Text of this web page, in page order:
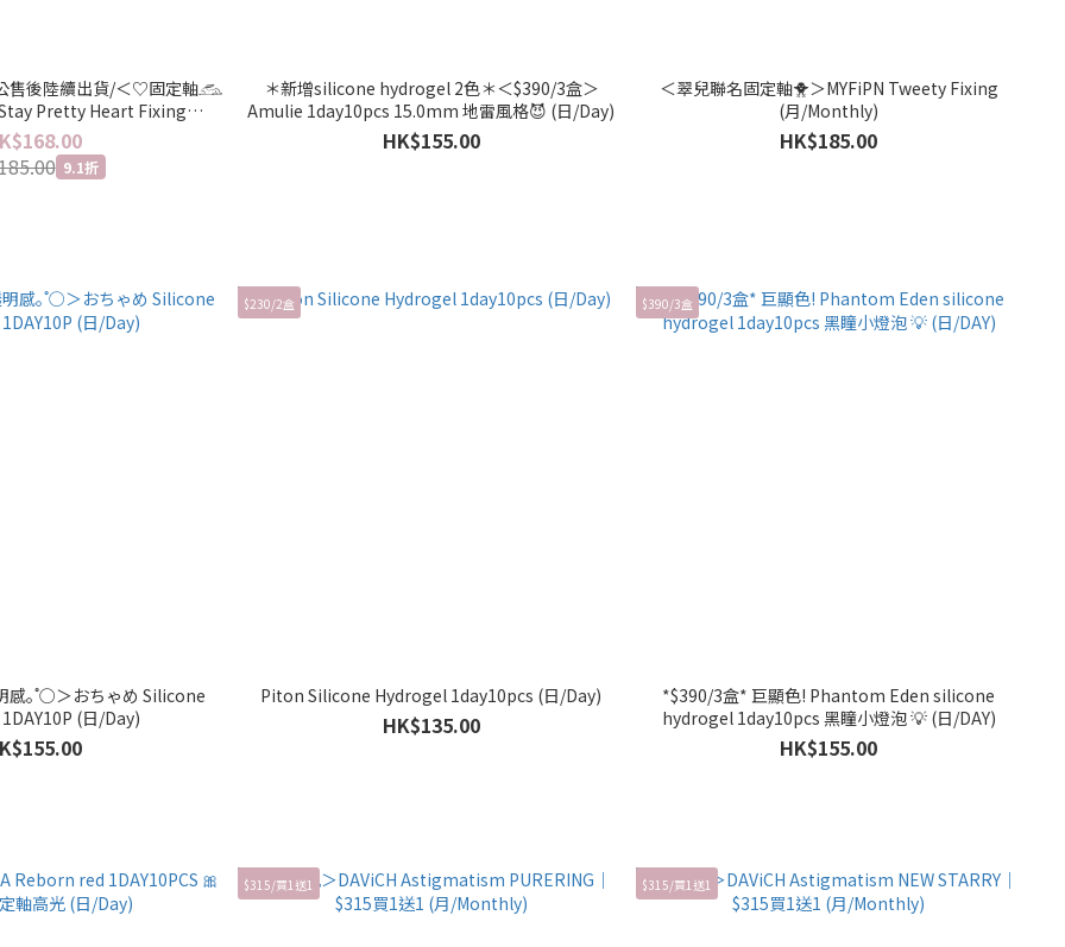
售後陸續出貨/＜♡固定軸𓃹
Pretty Heart Fixing
(日/Day)
9.1折
＊新增silicone hydrogel 2色＊＜$390/3盒＞
Amulie 1day10pcs 15.0mm 地雷風格😈 (日/Day)
HK$155.00
＜翠兒聯名固定軸🐥＞MYFiPN Tweety Fixing
(月/Monthly)
HK$185.00
感｡˚○＞おちゃめ Silicone
(日/Day)
$230/2盒
Piton Silicone Hydrogel 1day10pcs (日/Day)
HK$135.00
$390/3盒
*$390/3盒* 巨顯色! Phantom Eden silicone
hydrogel 1day10pcs 黑瞳小燈泡 💡 (日/DAY)
HK$155.00
$315/買1送1 $315/買1送1